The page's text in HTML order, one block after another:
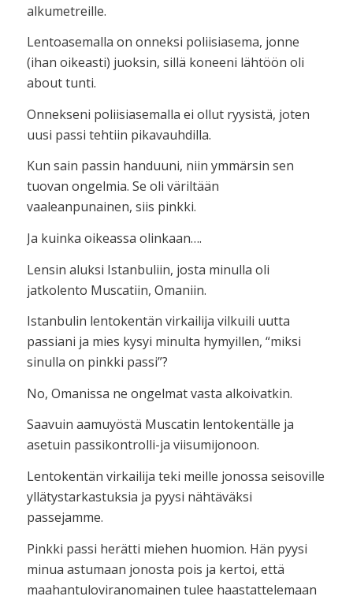
alkumetreille.
Lentoasemalla on onneksi poliisiasema, jonne
(ihan oikeasti) juoksin, sillä koneeni lähtöön oli
about tunti.
Onnekseni poliisiasemalla ei ollut ryysistä, joten
uusi passi tehtiin pikavauhdilla.
Kun sain passin handuuni, niin ymmärsin sen
tuovan ongelmia. Se oli väriltään
vaaleanpunainen, siis pinkki.
Ja kuinka oikeassa olinkaan….
Lensin aluksi Istanbuliin, josta minulla oli
jatkolento Muscatiin, Omaniin.
Istanbulin lentokentän virkailija vilkuili uutta
passiani ja mies kysyi minulta hymyillen, “miksi
sinulla on pinkki passi”?
No, Omanissa ne ongelmat vasta alkoivatkin.
Saavuin aamuyöstä Muscatin lentokentälle ja
asetuin passikontrolli-ja viisumijonoon.
Lentokentän virkailija teki meille jonossa seisoville
yllätystarkastuksia ja pyysi nähtäväksi
passejamme.
Pinkki passi herätti miehen huomion. Hän pyysi
minua astumaan jonosta pois ja kertoi, että
maahantuloviranomainen tulee haastattelemaan